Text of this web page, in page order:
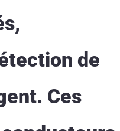
de
Ces